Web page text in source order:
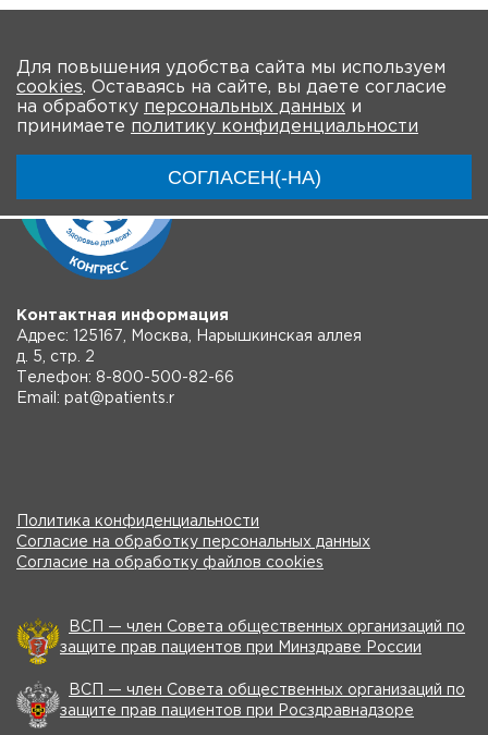
Для повышения удобства сайта мы используем
cookies. Оставаясь на сайте, вы даете согласие
на обработку персональных данных и
принимаете политику конфиденциальности
СОГЛАСЕН(-НА)
Контактная информация
Адрес: 125167, Москва, Нарышкинская аллея
д. 5, стр. 2
Телефон: 8-800-500-82-66
Email: pat@patients.r
Политика конфиденциальности
Согласие на обработку персональных данных
Согласие на обработку файлов cookies
ВСП — член Совета общественных организаций по
защите прав пациентов при Минздраве России
ВСП — член Совета общественных организаций по
защите прав пациентов при Росздравнадзоре